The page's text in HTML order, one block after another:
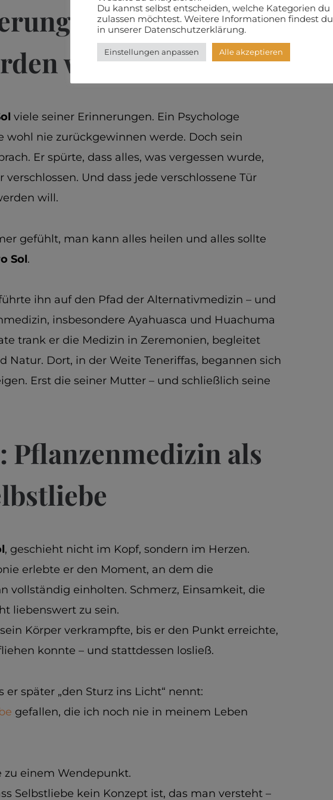
an das, was
will
viele seiner Erinnerungen. Ein Psychologe
wohl nie zurückgewinnen werde. Doch sein
Er spürte, dass alles, was vergessen wurde,
Und dass jede verschlossene Tür
will.
gefühlt, man kann alles heilen und alles sollte
Sol.
ihn auf den Pfad der Alternativmedizin – und
insbesondere Ayahuasca und Huachuma
trank er die Medizin in Zeremonien, begleitet
Natur. Dort, in der Weite Teneriffas, begannen sich
Erst die seiner Mutter – und schließlich seine
Pflanzenmedizin als
, geschieht nicht im Kopf, sondern im Herzen.
erlebte er den Moment, an dem die
vollständig einholten. Schmerz, Einsamkeit, die
liebenswert zu sein.
Körper verkrampfte, bis er den Punkt erreichte,
konnte – und stattdessen losließ.
er später „den Sturz ins Licht“ nennt:
gefallen, die ich noch nie in meinem Leben
zu einem Wendepunkt.
Selbstliebe kein Konzept ist, das man versteht –
Du kannst selbst entscheiden, welche Kategorien du
zulassen möchtest. Weitere Informationen findest du
in unserer Datenschutzerklärung.
Einstellungen anpassen Alle akzeptieren